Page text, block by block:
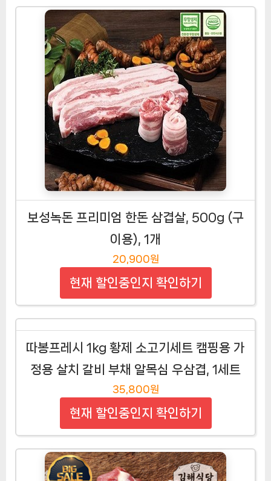
이영순 도가니 스지수육, 200g, 4개
22,400원
현재 할인중인지 확인하기
보성녹돈 프리미엄 한돈 삼겹살, 500g (구
이용), 1개
현재 할인중인지 확인하기